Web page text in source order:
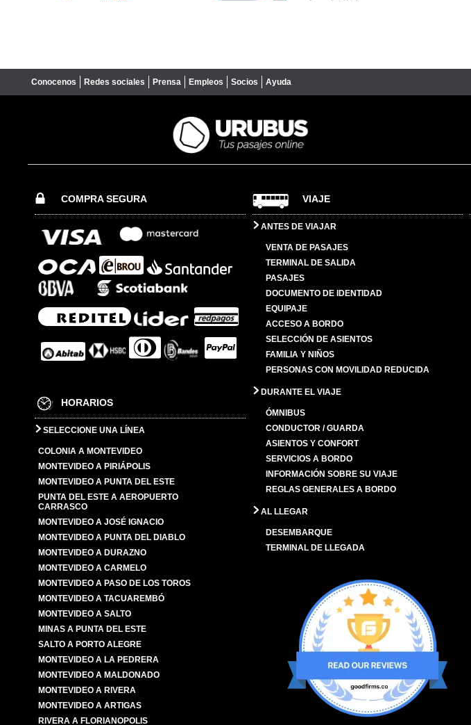
Conocenos Redes sociales Prensa Empleos Socios Ayuda
COMPRA SEGURA
HORARIOS
SELECCIONE UNA LÍNEA
COLONIA A MONTEVIDEO
MONTEVIDEO A PIRIÁPOLIS
MONTEVIDEO A PUNTA DEL ESTE
PUNTA DEL ESTE A AEROPUERTO
CARRASCO
MONTEVIDEO A JOSÉ IGNACIO
MONTEVIDEO A PUNTA DEL DIABLO
MONTEVIDEO A DURAZNO
MONTEVIDEO A CARMELO
MONTEVIDEO A PASO DE LOS TOROS
MONTEVIDEO A TACUAREMBÓ
MONTEVIDEO A SALTO
MINAS A PUNTA DEL ESTE
SALTO A PORTO ALEGRE
MONTEVIDEO A LA PEDRERA
MONTEVIDEO A MALDONADO
MONTEVIDEO A RIVERA
MONTEVIDEO A ARTIGAS
RIVERA A FLORIANOPOLIS
VIAJE
ANTES DE VIAJAR
VENTA DE PASAJES
TERMINAL DE SALIDA
PASAJES
DOCUMENTO DE IDENTIDAD
EQUIPAJE
ACCESO A BORDO
SELECCIÓN DE ASIENTOS
FAMILIA Y NIÑOS
PERSONAS CON MOVILIDAD REDUCIDA
DURANTE EL VIAJE
ÓMNIBUS
CONDUCTOR / GUARDA
ASIENTOS Y CONFORT
SERVICIOS A BORDO
INFORMACIÓN SOBRE SU VIAJE
REGLAS GENERALES A BORDO
AL LLEGAR
DESEMBARQUE
TERMINAL DE LLEGADA